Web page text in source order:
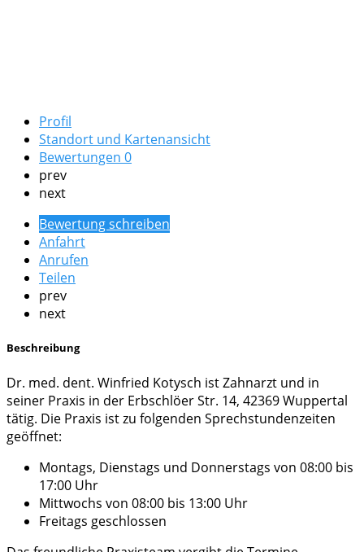
Profil
Standort und Kartenansicht
Bewertungen 0
prev
next
Bewertung schreiben
Anfahrt
Anrufen
Teilen
prev
next
Beschreibung
Dr. med. dent. Winfried Kotysch ist Zahnarzt und in
seiner Praxis in der Erbschlöer Str. 14, 42369 Wuppertal
tätig. Die Praxis ist zu folgenden Sprechstundenzeiten
geöffnet:
Montags, Dienstags und Donnerstags von 08:00 bis
17:00 Uhr
Mittwochs von 08:00 bis 13:00 Uhr
Freitags geschlossen